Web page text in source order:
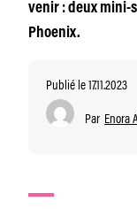
venir : deux mini-
Phoenix.
Publié le 17.11.2023
Par Enora